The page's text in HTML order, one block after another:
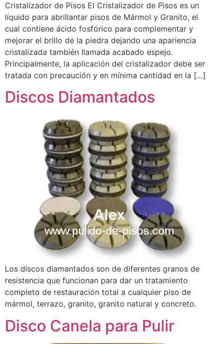
Cristalizador de Pisos El Cristalizador de Pisos es un
líquido para abrillantar pisos de Mármol y Granito, el
cual contiene ácido fosfórico para complementar y
mejorar el brillo de la piedra dejando una apariencia
cristalizada también llamada acabado espejo.
Principalmente, la aplicación del cristalizador debe ser
tratada con precaución y en mínima cantidad en la […]
Discos Diamantados
Los discos diamantados son de diferentes granos de
resistencia que funcionan para dar un tratamiento
completo de restauración total a cualquier piso de
mármol, terrazo, granito, granito natural y concreto.
Disco Canela para Pulir